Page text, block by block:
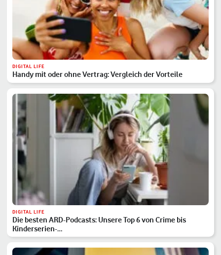
DIGITAL LIFE
Handy mit oder ohne Vertrag: Vergleich der Vorteile
DIGITAL LIFE
Die besten ARD-Podcasts: Unsere Top 6 von Crime bis
Kinderserien-…